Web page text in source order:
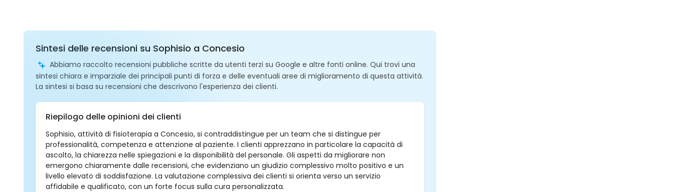
Sintesi delle recensioni su Sophisio a Concesio
Abbiamo raccolto recensioni pubbliche scritte da utenti terzi su Google e altre fonti online. Qui trovi una
sintesi chiara e imparziale dei principali punti di forza e delle eventuali aree di miglioramento di questa attività.
La sintesi si basa su recensioni che descrivono l'esperienza dei clienti.
Riepilogo delle opinioni dei clienti
Sophisio, attività di fisioterapia a Concesio, si contraddistingue per un team che si distingue per
professionalità, competenza e attenzione al paziente. I clienti apprezzano in particolare la capacità di
ascolto, la chiarezza nelle spiegazioni e la disponibilità del personale. Gli aspetti da migliorare non
emergono chiaramente dalle recensioni, che evidenziano un giudizio complessivo molto positivo e un
livello elevato di soddisfazione. La valutazione complessiva dei clienti si orienta verso un servizio
affidabile e qualificato, con un forte focus sulla cura personalizzata.